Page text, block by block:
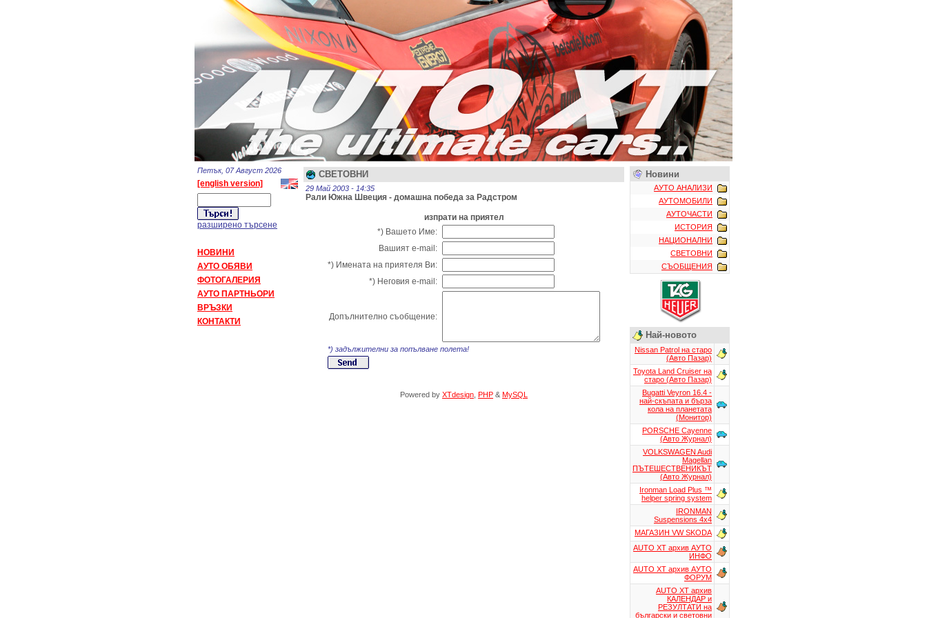
Петък, 07 Август 2026
[english version]
разширено търсене
НОВИНИ
АУТО ОБЯВИ
ФОТОГАЛЕРИЯ
АУТО ПАРТНЬОРИ
ВРЪЗКИ
КОНТАКТИ
СВЕТОВНИ
29 Май 2003 - 14:35
Рали Южна Швеция - домашна победа за Радстром
изпрати на приятел
*) Вашето Име:
Вашият e-mail:
*) Имената на приятеля Ви:
*) Неговия e-mail:
Допълнително съобщение:
*) задължителни за попълване полета!
Powered by XTdesign PHP & MySQL
Новини
АУТО АНАЛИЗИ
АУТОМОБИЛИ
АУТОЧАСТИ
ИСТОРИЯ
НАЦИОНАЛНИ
СВЕТОВНИ
СЪОБЩЕНИЯ
Най-новото
Nissan Patrol на старо
(Авто Пазар)
Toyota Land Cruiser на
старо (Авто Пазар)
Bugatti Veyron 16.4 -
най-скъпата и бърза
кола на планетата
(Монитор)
PORSCHE Cayenne
(Авто Журнал)
VOLKSWAGEN Audi
Magellan
ПЪТЕШЕСТВЕНИКЪТ
(Авто Журнал)
Ironman Load Plus ™
helper spring system
IRONMAN
Suspensions 4x4
МАГАЗИН VW SKODA
AUTO XT aрхив АУТО
ИНФО
AUTO XT aрхив АУТО
ФОРУМ
AUTO XT aрхив
КАЛЕНДАР и
РЕЗУЛТАТИ на
български и световни